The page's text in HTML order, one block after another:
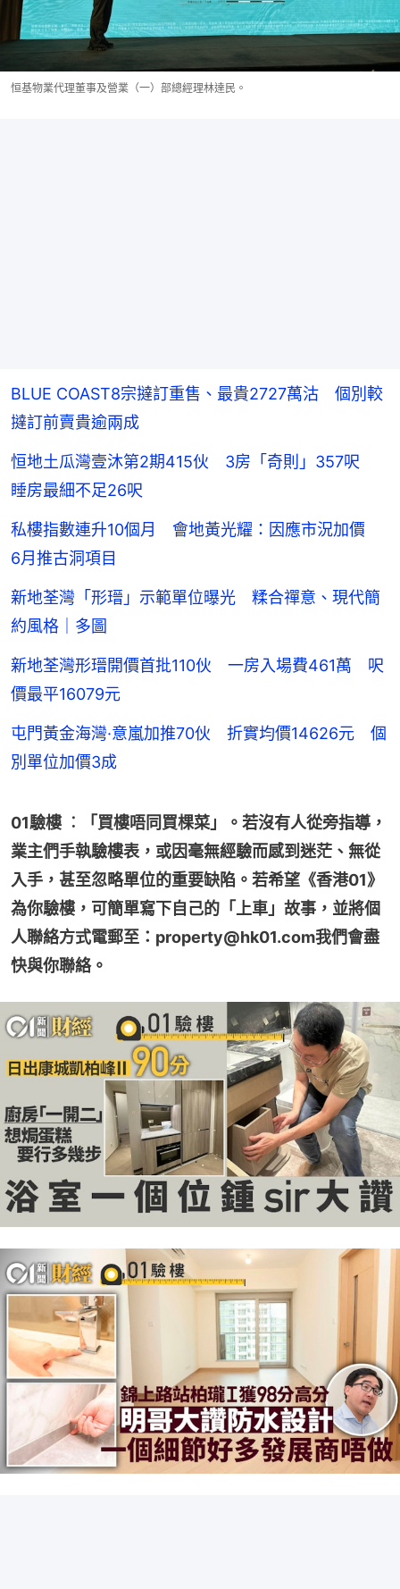
恒基物業代理董事及營業（一）部總經理林達民。
BLUE COAST8宗撻訂重售、最貴2727萬沽 個別較
撻訂前賣貴逾兩成
恒地土瓜灣壹沐第2期415伙 3房「奇則」357呎
睡房最細不足26呎
私樓指數連升10個月 會地黃光耀：因應市況加價
6月推古洞項目
新地荃灣「形瑨」示範單位曝光 糅合禪意、現代簡
約風格｜多圖
新地荃灣形瑨開價首批110伙 一房入場費461萬 呎
價最平16079元
屯門黃金海灣·意嵐加推70伙 折實均價14626元 個
別單位加價3成
01驗樓 ︰「買樓唔同買棵菜」。若沒有人從旁指導，
業主們手執驗樓表，或因毫無經驗而感到迷茫、無從
入手，甚至忽略單位的重要缺陷。若希望《香港01》
為你驗樓，可簡單寫下自己的「上車」故事，並將個
人聯絡方式電郵至：property@hk01.com我們會盡
快與你聯絡。